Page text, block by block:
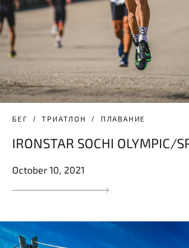
БЕГ ТРИАТЛОН ПЛАВАНИЕ
IRONSTAR SOCHI OLYMPIC/
October 10, 2021